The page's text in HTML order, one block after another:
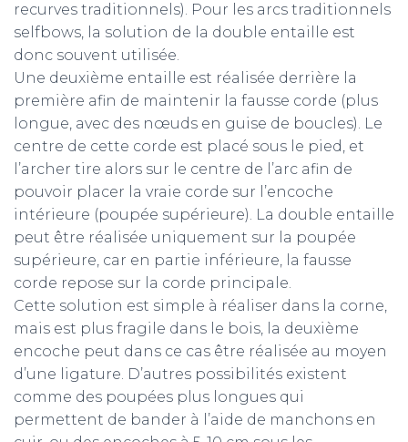
recurves traditionnels). Pour les arcs traditionnels
selfbows, la solution de la double entaille est
donc souvent utilisée.
Une deuxième entaille est réalisée derrière la
première afin de maintenir la fausse corde (plus
longue, avec des nœuds en guise de boucles). Le
centre de cette corde est placé sous le pied, et
l’archer tire alors sur le centre de l’arc afin de
pouvoir placer la vraie corde sur l’encoche
intérieure (poupée supérieure). La double entaille
peut être réalisée uniquement sur la poupée
supérieure, car en partie inférieure, la fausse
corde repose sur la corde principale.
Cette solution est simple à réaliser dans la corne,
mais est plus fragile dans le bois, la deuxième
encoche peut dans ce cas être réalisée au moyen
d’une ligature. D’autres possibilités existent
comme des poupées plus longues qui
permettent de bander à l’aide de manchons en